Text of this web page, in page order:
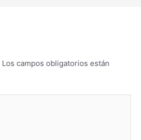
Los campos obligatorios están